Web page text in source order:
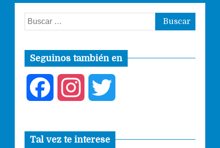
Buscar:
Seguinos también en
c s i
Tal vez te interese